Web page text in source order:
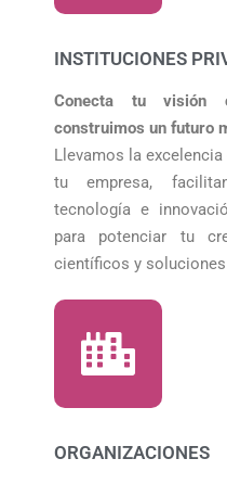
INSTITUCIONES
Conecta tu visión
construimos un futuro
Llevamos la excelencia
tu empresa,
tecnología e
para potenciar tu
científicos y
ORGANIZACIONES